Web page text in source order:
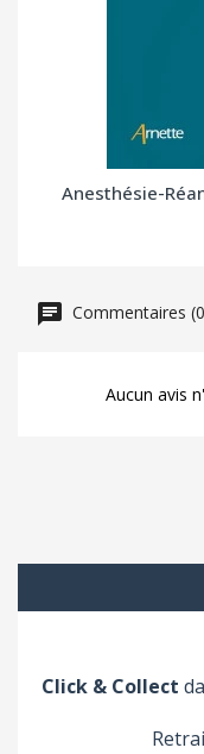
Anesthésie-
Commentaires
Aucun avis
Click & Collect